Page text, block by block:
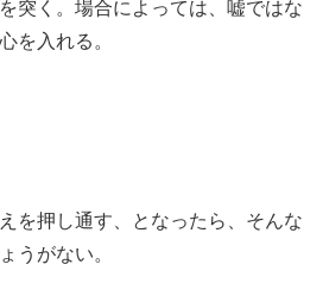
突く。場合によっては、嘘ではな
を入れる。
を押し通す、となったら、そんな
うがない。